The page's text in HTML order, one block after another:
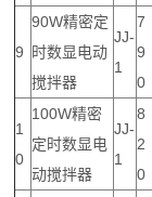
9
90W精密定
时数显电动
搅拌器
JJ-
1
7
9
0
1
0
100W精密
定时数显电
动搅拌器
JJ-
1
8
2
0